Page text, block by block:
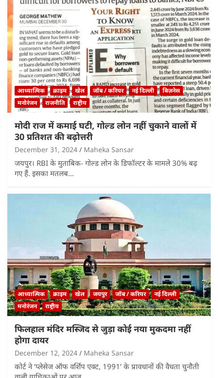
आध्यात्मिक क्राइम खेल जॉब / करियर नई दिल्ली
बिज़नेस
मनोरंजन
राजनीति राष्ट्रीय
मोदी राज में कमाई घटी, गोल्ड लोन नहीं चुकाने वालों में
30 प्रतिशत की बढ़ोत्तरी
December 31, 2024 Maheka Sansar
जयपुर। RBI के मुताब‍िक- गोल्‍ड लोन के ड‍िफॉल्‍टर के मामले 30% बढ़
गए हैं. इसका मतलब…
आध्यात्मिक क्राइम खेल जयपुर जॉब / करियर
नई दिल्ली
मनोरंजन
राष्ट्रीय
फिलहाल मंदिर मस्जिद से जुड़ा कोई नया मुकदमा नहीं
होगा दायर
December 12, 2024 Maheka Sansar
कोर्ट ने ‘प्लेसेज ऑफ वर्शिप एक्ट, 1991’ के प्रावधानों की वैधता चुनौती